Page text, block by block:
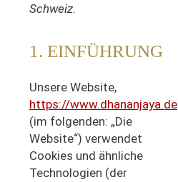
Schweiz.
1. EINFÜHRUNG
Unsere Website,
https://www.dhananjaya.de
(im folgenden: „Die
Website“) verwendet
Cookies und ähnliche
Technologien (der